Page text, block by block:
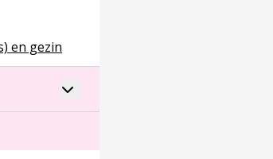
en gezin
voor kind, ouder(s) en gezin
pagina over 3 Preventie en signaleren
Toggle accordion over 3 Preventie